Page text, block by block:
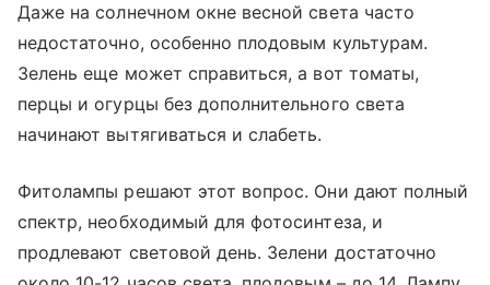
Даже на солнечном окне весной света часто
недостаточно, особенно плодовым культурам.
Зелень еще может справиться, а вот томаты,
перцы и огурцы без дополнительного света
начинают вытягиваться и слабеть.
Фитолампы решают этот вопрос. Они дают полный
спектр, необходимый для фотосинтеза, и
продлевают световой день. Зелени достаточно